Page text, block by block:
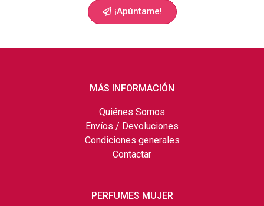
¡Apúntame!
MÁS INFORMACIÓN
Quiénes Somos
Envíos / Devoluciones
Condiciones generales
Contactar
PERFUMES MUJER